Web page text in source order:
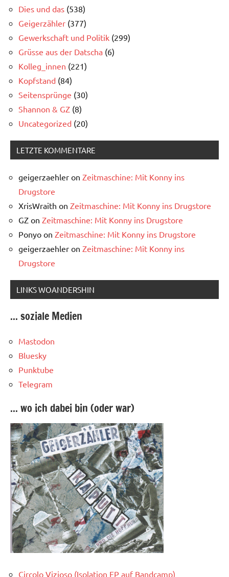
Dies und das (538)
Geigerzähler (377)
Gewerkschaft und Politik (299)
Grüsse aus der Datscha (6)
Kolleg_innen (221)
Kopfstand (84)
Seitensprünge (30)
Shannon & GZ (8)
Uncategorized (20)
LETZTE KOMMENTARE
geigerzaehler on Zeitmaschine: Mit Konny ins
Drugstore
XrisWraith on Zeitmaschine: Mit Konny ins Drugstore
GZ on Zeitmaschine: Mit Konny ins Drugstore
Ponyo on Zeitmaschine: Mit Konny ins Drugstore
geigerzaehler on Zeitmaschine: Mit Konny ins
Drugstore
LINKS WOANDERSHIN
... soziale Medien
Mastodon
Bluesky
Punktube
Telegram
... wo ich dabei bin (oder war)
Circolo Vizioso (Isolation EP auf Bandcamp)